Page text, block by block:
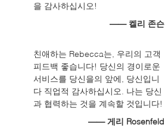
을 감사하십시오!
—— 켈리 존슨
친애하는 Rebecca는, 우리의 고객
피드백 좋습니다! 당신의 경이로운
서비스를 당신을의 앞에, 당신입니
다 직업적 감사하십시오. 나는 당신
과 협력하는 것을 계속할 것입니다!
—— 게리 Rosenfeld